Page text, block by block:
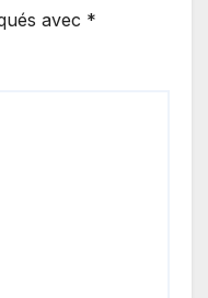
avec *